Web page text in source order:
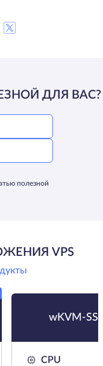
ДЛЯ ВАС?
полезной
VPS
wKVM-
CPU